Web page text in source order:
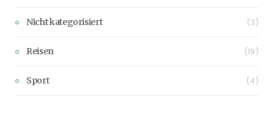
Nicht kategorisiert (3)
Reisen (19)
Sport (4)